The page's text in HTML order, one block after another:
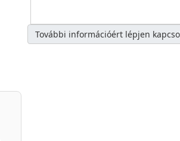
További információért lépjen